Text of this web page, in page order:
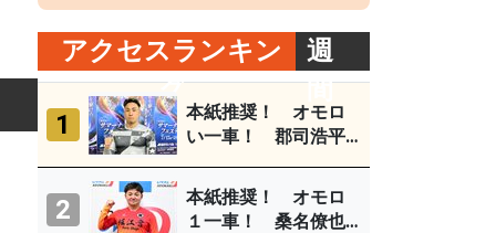
アクセスランキン
グ
週
間
1
本紙推奨！ オモロ
い一車！ 郡司浩平
～４日）
2
本紙推奨！ オモロ
１一車！ 桑名僚也